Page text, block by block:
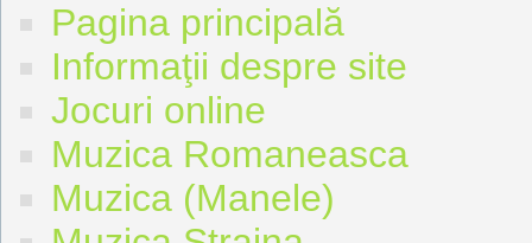
Pagina principală
Informaţii despre site
Jocuri online
Muzica Romaneasca
Muzica (Manele)